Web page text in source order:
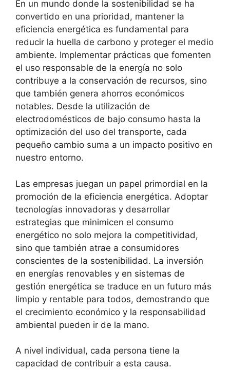
En un mundo donde la sostenibilidad se ha
convertido en una prioridad, mantener la
eficiencia energética es fundamental para
reducir la huella de carbono y proteger el medio
ambiente. Implementar prácticas que fomenten
el uso responsable de la energía no solo
contribuye a la conservación de recursos, sino
que también genera ahorros económicos
notables. Desde la utilización de
electrodomésticos de bajo consumo hasta la
optimización del uso del transporte, cada
pequeño cambio suma a un impacto positivo en
nuestro entorno.
Las empresas juegan un papel primordial en la
promoción de la eficiencia energética. Adoptar
tecnologías innovadoras y desarrollar
estrategias que minimicen el consumo
energético no solo mejora la competitividad,
sino que también atrae a consumidores
conscientes de la sostenibilidad. La inversión
en energías renovables y en sistemas de
gestión energética se traduce en un futuro más
limpio y rentable para todos, demostrando que
el crecimiento económico y la responsabilidad
ambiental pueden ir de la mano.
A nivel individual, cada persona tiene la
capacidad de contribuir a esta causa.